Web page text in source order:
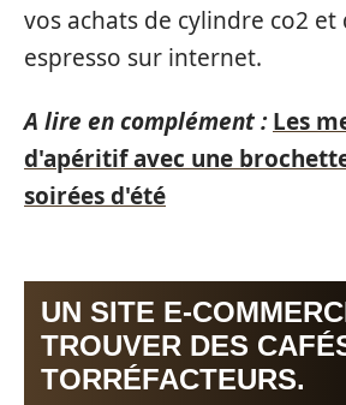
vos achats de cylindre co2 et
espresso sur internet.
A lire en complément : Les
d'apéritif avec une
soirées d'été
UN SITE E-
TROUVER DES
TORRÉFACTEURS.